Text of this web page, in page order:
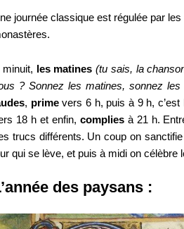
journée classique est régulée par
minuit, les matines (tu sais, la
? Sonnez les matines, sonnez les
, primevers 6 h, puis à 9 h, c’est
18 h et enfin, compliesà 21 h.
trucs différents. Un coup on
qui se lève, et puis à midi on
des paysans :